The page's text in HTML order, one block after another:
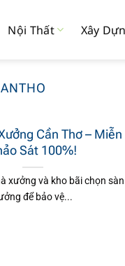
Nội Thất Xây
Cần Thơ – Miễn
Sát 100%!
xưởng và kho bãi chọn
để bảo vệ...